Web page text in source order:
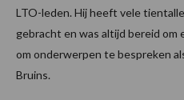
LTO-leden. Hij heeft vele
gebracht en was altijd bereid om
om onderwerpen te bespreken
Bruins.